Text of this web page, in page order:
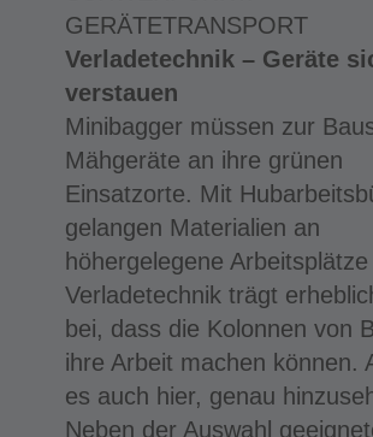
GERÄTETRANSPORT
Verladetechnik – Geräte
verstauen
Minibagger müssen zur
Mähgeräte an ihre grünen
Einsatzorte. Mit
gelangen Materialien an
höhergelegene
Verladetechnik trägt
bei, dass die Kolonnen von
ihre Arbeit machen können.
es auch hier, genau
Neben der Auswahl